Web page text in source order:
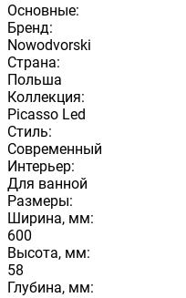
Основные:
Бренд:
Nowodvorski
Страна:
Польша
Коллекция:
Picasso Led
Стиль:
Современный
Интерьер:
Для ванной
Размеры:
Ширина, мм:
600
Высота, мм:
58
Глубина, мм: